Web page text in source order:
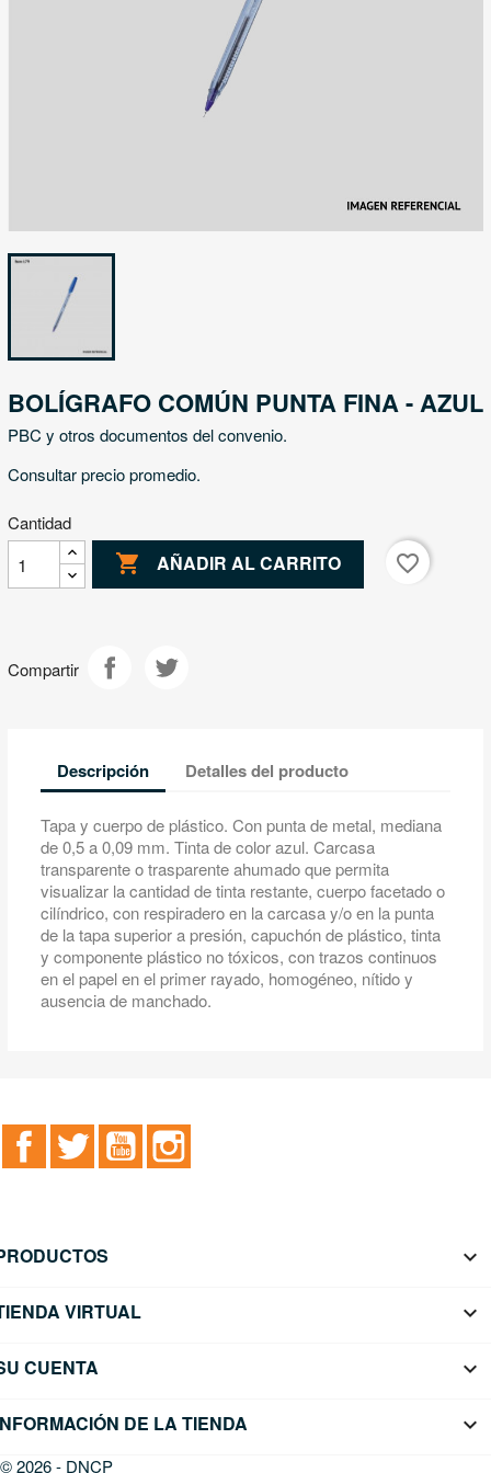
BOLÍGRAFO COMÚN PUNTA FINA - AZUL
PBC y otros documentos del convenio.
Consultar precio promedio.
Cantidad
 AÑADIR AL CARRITO favorite_border
Compartir
Descripción Detalles del producto
Tapa y cuerpo de plástico. Con punta de metal, mediana
de 0,5 a 0,09 mm. Tinta de color azul. Carcasa
transparente o trasparente ahumado que permita
visualizar la cantidad de tinta restante, cuerpo facetado o
cilíndrico, con respiradero en la carcasa y/o en la punta
de la tapa superior a presión, capuchón de plástico, tinta
y componente plástico no tóxicos, con trazos continuos
en el papel en el primer rayado, homogéneo, nítido y
ausencia de manchado.
FacebookTwitter YouTube

VIRTUAL 
CUENTA 
DE LA TIENDA keyboard_arrow_down
© 2026 - DNCP